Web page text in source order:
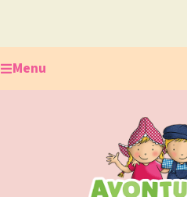
Openingstijden
Menu
Ontdek de Avonturenboerderij